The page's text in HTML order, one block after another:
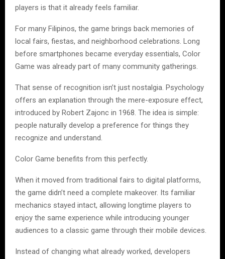
players is that it already feels familiar.
For many Filipinos, the game brings back memories of
local fairs, fiestas, and neighborhood celebrations. Long
before smartphones became everyday essentials, Color
Game was already part of many community gatherings.
That sense of recognition isn’t just nostalgia. Psychology
offers an explanation through the mere-exposure effect,
introduced by Robert Zajonc in 1968. The idea is simple:
people naturally develop a preference for things they
recognize and understand.
Color Game benefits from this perfectly.
When it moved from traditional fairs to digital platforms,
the game didn’t need a complete makeover. Its familiar
mechanics stayed intact, allowing longtime players to
enjoy the same experience while introducing younger
audiences to a classic game through their mobile devices.
Instead of changing what already worked, developers